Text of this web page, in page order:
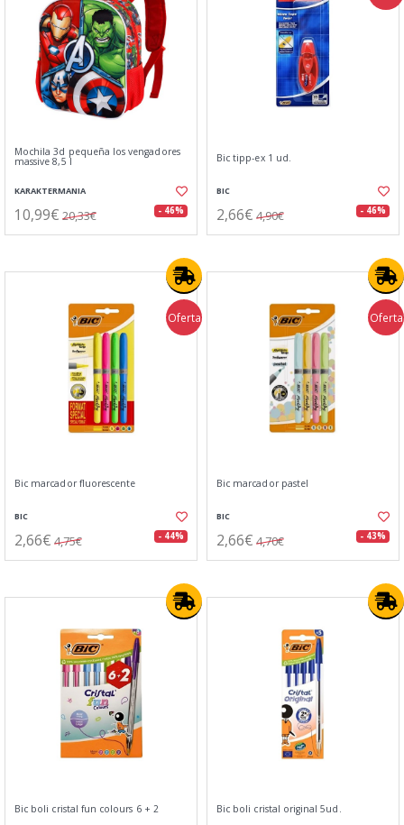
Mochila 3d pequeña los vengadores
massive 8,5 l
KARAKTERMANIA
10,99€ 20,33€ - 46%
Bic tipp-ex 1 ud.
BIC
2,66€ 4,90€ - 46%
Oferta
Bic marcador fluorescente
BIC
2,66€ 4,75€ - 44%
Oferta
Bic marcador pastel
BIC
2,66€ 4,70€ - 43%
Bic boli cristal fun colours 6 + 2 Bic boli cristal original 5ud.